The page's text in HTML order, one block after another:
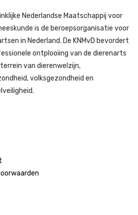
Nederlandse Maatschappij voor
is de beroepsorganisatie voor
in Nederland. De KNMvD bevordert
ontplooiing van de dierenarts
van dierenwelzijn,
volksgezondheid en